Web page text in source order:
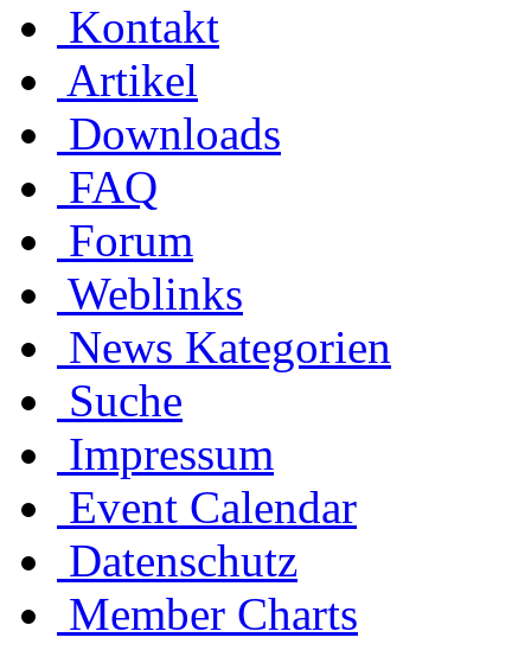
Kontakt
Artikel
Downloads
FAQ
Forum
Weblinks
News Kategorien
Suche
Impressum
Event Calendar
Datenschutz
Member Charts